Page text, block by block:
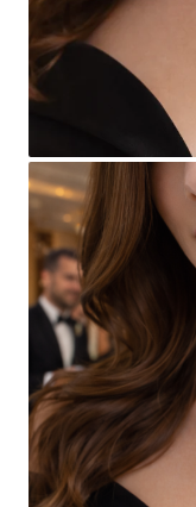
Seturi Perle cu Argint
Brățări cu Perle
Pandantive cu Perle